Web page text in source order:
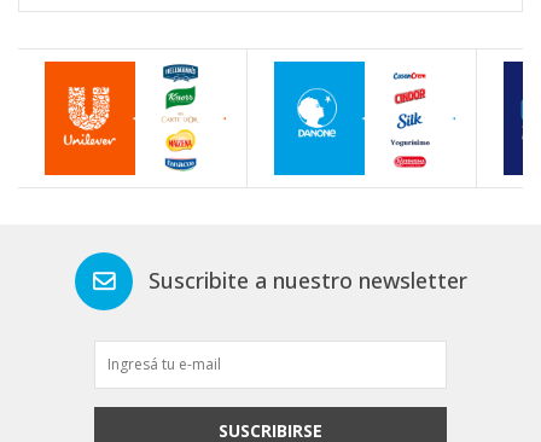
Suscribite a nuestro newsletter
SUSCRIBIRSE